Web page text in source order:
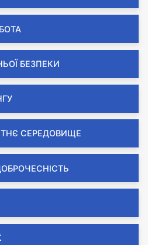
БЕЗПЕКИ
СЕРЕДОВИЩЕ